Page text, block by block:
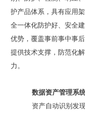
护产品体系，具有应用
全一体化防护好、安全
优势，覆盖事前事中事
提供技术支撑，防范化
力。
数据资产管理系
资产自动识别发